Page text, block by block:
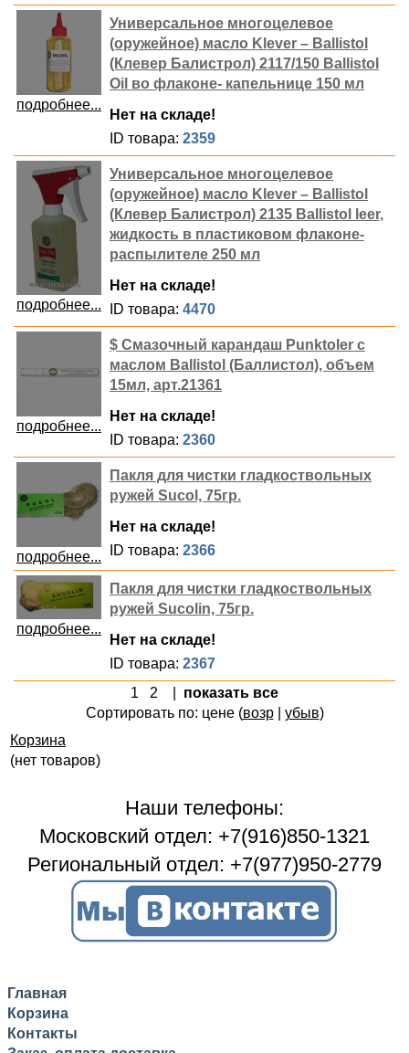
подробнее...
Универсальное многоцелевое
(оружейное) масло Klever – Ballistol
(Клевер Балистрол) 2117/150 Ballistol
Oil во флаконе- капельнице 150 мл
Нет на складе!
ID товара: 2359
подробнее...
Универсальное многоцелевое
(оружейное) масло Klever – Ballistol
(Клевер Балистрол) 2135 Ballistol leer,
жидкость в пластиковом флаконе-
распылителе 250 мл
Нет на складе!
ID товара: 4470
подробнее...
$ Смазочный карандаш Punktoler с
маслом Ballistol (Баллистол), объем
15мл, арт.21361
Нет на складе!
ID товара: 2360
подробнее...
Пакля для чистки гладкоствольных
ружей Sucol, 75гр.
Нет на складе!
ID товара: 2366
подробнее...
Пакля для чистки гладкоствольных
ружей Sucolin, 75гр.
Нет на складе!
ID товара: 2367
1
2
показать все
Сортировать по: цене (возр| убыв)
Корзина
(нет товаров)
Наши телефоны:
Московский отдел: +7(916)850-1321
Региональный отдел: +7(977)950-2779
Главная
Корзина
Контакты